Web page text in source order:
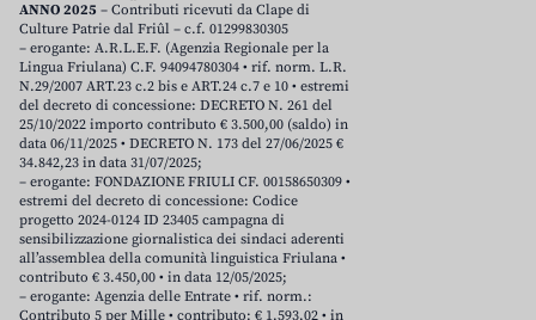
ANNO 2025 – Contributi ricevuti da Clape di
Culture Patrie dal Friûl – c.f. 01299830305
– erogante: A.R.L.E.F. (Agenzia Regionale per la
Lingua Friulana) C.F. 94094780304 • rif. norm. L.R.
N.29/2007 ART.23 c.2 bis e ART.24 c.7 e 10 • estremi
del decreto di concessione: DECRETO N. 261 del
25/10/2022 importo contributo € 3.500,00 (saldo) in
data 06/11/2025 • DECRETO N. 173 del 27/06/2025 €
34.842,23 in data 31/07/2025;
– erogante: FONDAZIONE FRIULI CF. 00158650309 •
estremi del decreto di concessione: Codice
progetto 2024-0124 ID 23405 campagna di
sensibilizzazione giornalistica dei sindaci aderenti
all’assemblea della comunità linguistica Friulana •
contributo € 3.450,00 • in data 12/05/2025;
– erogante: Agenzia delle Entrate • rif. norm.:
Contributo 5 per Mille • contributo: € 1.593,02 • in